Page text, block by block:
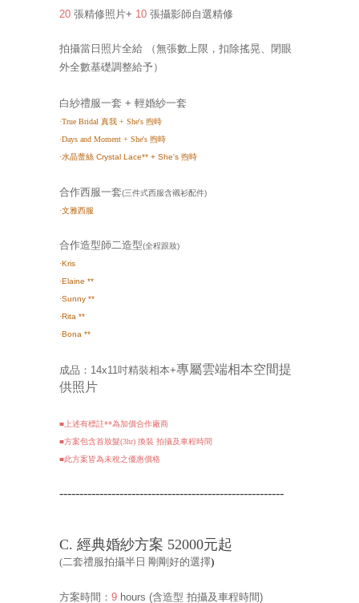
20 張精修照片+ 10 張攝影師自選精修
拍攝當日照片全給
（無張數上限，扣除搖晃、閉眼
外全數基礎調整給予）
白紗禮服一套 + 輕婚紗一套
·True Bridal 真我 + She's 煦時
·Days and Moment + She's 煦時
·水晶蕾絲 Crystal Lace** + She's 煦時
合作西服一套(三件式西服含襯衫配件)
·文雅西服
合作造型師二造型(全程跟妝)
·Kris
·Elaine **
·Sunny **
·Rita **
·Bona **
成品： 14x11吋精裝相本+專屬雲端相本空間提
供照片
■上述有標註**為加價合作廠商
■方案包含首妝髮(3hr) 換裝 拍攝及車程時間
■此方案皆為未稅之優惠價格
--------------------------------------------------------
C. 經典婚紗方案 52000元起
(二套禮服拍攝半日 剛剛好的選擇)
方案時間： 9 hours (含造型 拍攝及車程時間)